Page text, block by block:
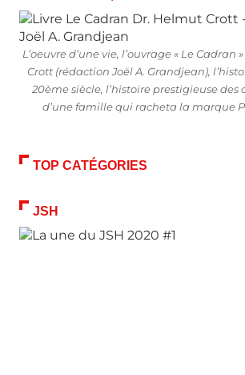
L’oeuvre d’une vie, l’ouvrage « Le Cadran
Crott (rédaction Joël A. Grandjean),
20ème siècle, l’histoire prestigieuse des
d’une famille qui racheta la marque
TOP CATÉGORIES
JSH